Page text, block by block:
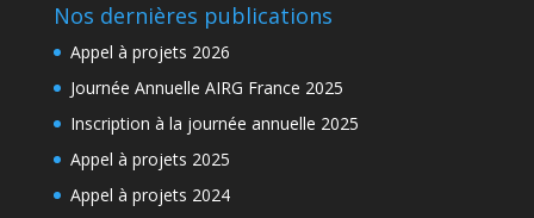
Nos dernières publications
Appel à projets 2026
Journée Annuelle AIRG France 2025
Inscription à la journée annuelle 2025
Appel à projets 2025
Appel à projets 2024